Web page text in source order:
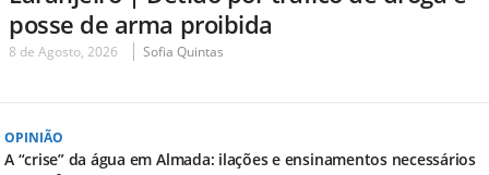
posse de arma proibida
8 de Agosto, 2026 Sofia Quintas
OPINIÃO
A “crise” da água em Almada: ilações e ensinamentos necessários